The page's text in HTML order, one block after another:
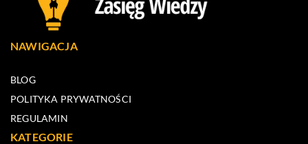
NAWIGACJA
BLOG
POLITYKA PRYWATNOŚCI
REGULAMIN
KATEGORIE